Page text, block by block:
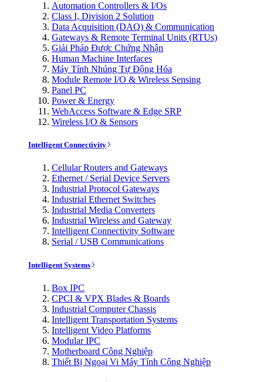
Automation Controllers & I/Os
Class I, Division 2 Solution
Data Acquisition (DAQ) & Communication
Gateways & Remote Terminal Units (RTUs)
Giải Pháp Được Chứng Nhận
Human Machine Interfaces
Máy Tính Nhúng Tự Động Hóa
Module Remote I/O & Wireless Sensing
Panel PC
Power & Energy
WebAccess Software & Edge SRP
Wireless I/O & Sensors
Intelligent Connectivity
Cellular Routers and Gateways
Ethernet / Serial Device Servers
Industrial Protocol Gateways
Industrial Ethernet Switches
Industrial Media Converters
Industrial Wireless and Gateway
Intelligent Connectivity Software
Serial / USB Communications
Intelligent Systems
Box IPC
CPCI & VPX Blades & Boards
Industrial Computer Chassis
Intelligent Transportation Systems
Intelligent Video Platforms
Modular IPC
Motherboard Công Nghiệp
Thiết Bị Ngoại Vi Máy Tính Công Nghiệp